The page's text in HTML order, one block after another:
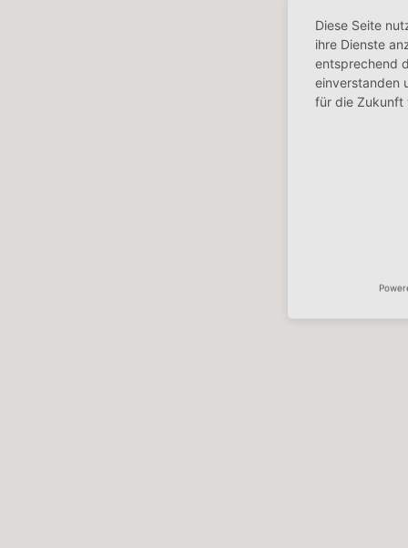
Diese Seite
ihre Dienste
entsprechend
einverstanden
für die Zukunft